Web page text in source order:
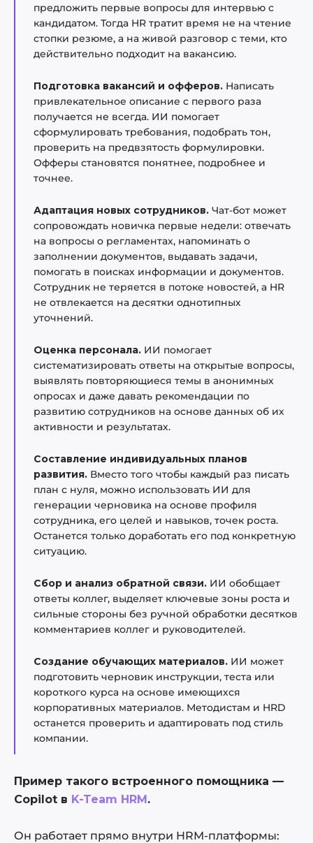
предложить первые вопросы для интервью с
кандидатом. Тогда HR тратит время не на чтение
стопки резюме, а на живой разговор с теми, кто
действительно подходит на вакансию.
Подготовка вакансий и офферов. Написать
привлекательное описание с первого раза
получается не всегда. ИИ помогает
сформулировать требования, подобрать тон,
проверить на предвзятость формулировки.
Офферы становятся понятнее, подробнее и
точнее.
Адаптация новых сотрудников. Чат-бот может
сопровождать новичка первые недели: отвечать
на вопросы о регламентах, напоминать о
заполнении документов, выдавать задачи,
помогать в поисках информации и документов.
Сотрудник не теряется в потоке новостей, а HR
не отвлекается на десятки однотипных
уточнений.
Оценка персонала. ИИ помогает
систематизировать ответы на открытые вопросы,
выявлять повторяющиеся темы в анонимных
опросах и даже давать рекомендации по
развитию сотрудников на основе данных об их
активности и результатах.
Составление индивидуальных планов
развития. Вместо того чтобы каждый раз писать
план с нуля, можно использовать ИИ для
генерации черновика на основе профиля
сотрудника, его целей и навыков, точек роста.
Останется только доработать его под конкретную
ситуацию.
Сбор и анализ обратной связи. ИИ обобщает
ответы коллег, выделяет ключевые зоны роста и
сильные стороны без ручной обработки десятков
комментариев коллег и руководителей.
Создание обучающих материалов. ИИ может
подготовить черновик инструкции, теста или
короткого курса на основе имеющихся
корпоративных материалов. Методистам и HRD
останется проверить и адаптировать под стиль
компании.
Пример такого встроенного помощника —
Copilot в K-Team HRM.
Он работает прямо внутри HRM-платформы: